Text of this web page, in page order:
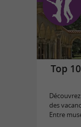
Top
des
Entre